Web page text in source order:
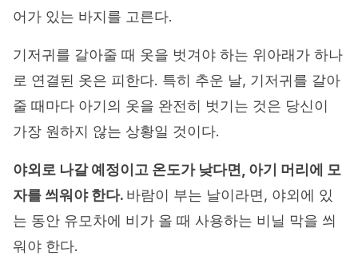
어가 있는 바지를 고른다.
기저귀를 갈아줄 때 옷을 벗겨야 하는 위아래가 하나
로 연결된 옷은 피한다. 특히 추운 날, 기저귀를 갈아
줄 때마다 아기의 옷을 완전히 벗기는 것은 당신이
가장 원하지 않는 상황일 것이다.
야외로 나갈 예정이고 온도가 낮다면, 아기 머리에 모
자를 씌워야 한다. 바람이 부는 날이라면, 야외에 있
는 동안 유모차에 비가 올 때 사용하는 비닐 막을 씌
워야 한다.